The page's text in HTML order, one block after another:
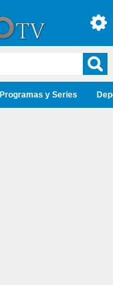
Programas y Series